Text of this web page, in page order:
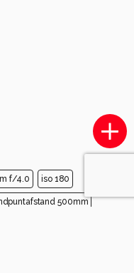
f/4.0 iso 180
500mm